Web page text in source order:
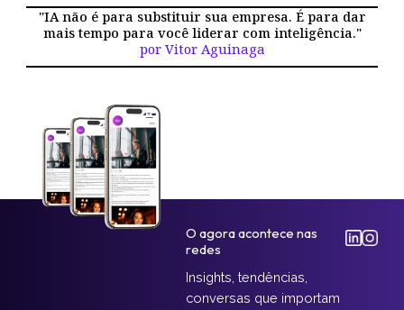
"IA não é para substituir sua empresa. É para dar
mais tempo para você liderar com inteligência."
por Vitor Aguinaga
O agora acontece nas
redes
Insights, tendências,
conversas que importam